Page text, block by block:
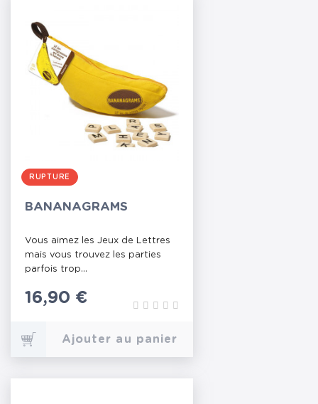
RUPTURE
BANANAGRAMS
Vous aimez les Jeux de Lettres
mais vous trouvez les parties
parfois trop...
Prix
16,90 €
Ajouter au panier